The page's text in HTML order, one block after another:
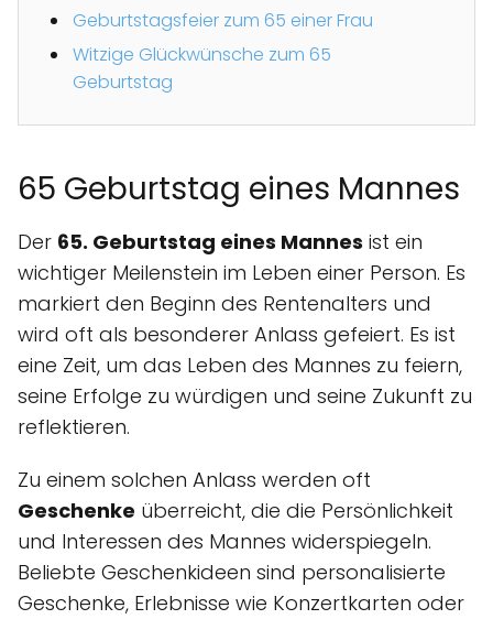
Geburtstagsfeier zum 65 einer Frau
Witzige Glückwünsche zum 65
Geburtstag
65 Geburtstag eines Mannes
Der 65. Geburtstag eines Mannes ist ein
wichtiger Meilenstein im Leben einer Person. Es
markiert den Beginn des Rentenalters und
wird oft als besonderer Anlass gefeiert. Es ist
eine Zeit, um das Leben des Mannes zu feiern,
seine Erfolge zu würdigen und seine Zukunft zu
reflektieren.
Zu einem solchen Anlass werden oft
Geschenke überreicht, die die Persönlichkeit
und Interessen des Mannes widerspiegeln.
Beliebte Geschenkideen sind personalisierte
Geschenke, Erlebnisse wie Konzertkarten oder